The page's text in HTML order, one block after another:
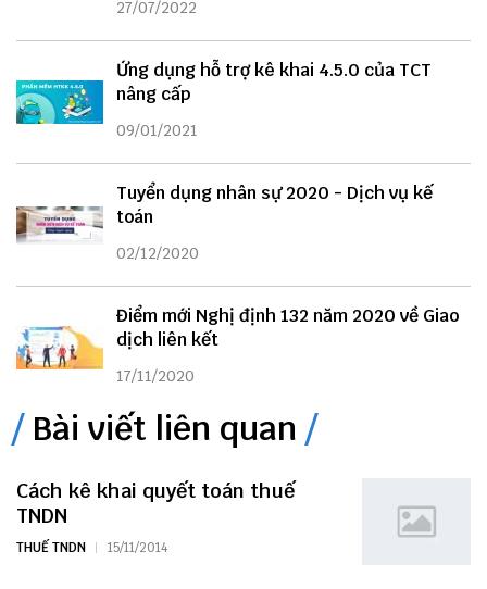
27/07/2022
Ứng dụng hỗ trợ kê khai 4.5.0 của TCT
nâng cấp
09/01/2021
Tuyển dụng nhân sự 2020 - Dịch vụ kế
toán
02/12/2020
Điểm mới Nghị định 132 năm 2020 về Giao
dịch liên kết
17/11/2020
Bài viết liên quan
Cách kê khai quyết toán thuế
TNDN
THUẾ TNDN 15/11/2014